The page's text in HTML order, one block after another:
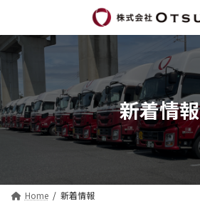
テ
ン
へ
ス
キ
ッ
プ
ゲ
ー
ョ
ン
に
移
動
新着情報
Home 新着情報